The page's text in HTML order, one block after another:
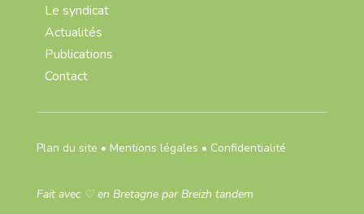
Le syndicat
Actualités
Publications
Contact
Plan du site • Mentions légales • Confidentialité
Fait avec ♡en Bretagne par Breizh tandem